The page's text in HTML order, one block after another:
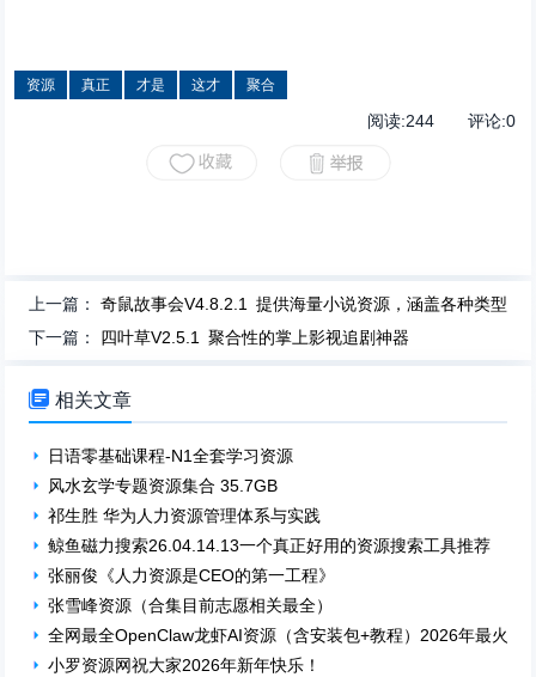
资源 真正 才是 这才 聚合
阅读:244评论:0
上一篇：奇鼠故事会V4.8.2.1 提供海量小说资源，涵盖各种类型
下一篇： 四叶草V2.5.1 聚合性的掌上影视追剧神器
 相关文章
日语零基础课程-N1全套学习资源
风水玄学专题资源集合 35.7GB
祁生胜 华为人力资源管理体系与实践
鲸鱼磁力搜索26.04.14.13一个真正好用的资源搜索工具推荐
张丽俊《人力资源是CEO的第一工程》
张雪峰资源（合集目前志愿相关最全）
全网最全OpenClaw龙虾AI资源（含安装包+教程）2026年最火本
小罗资源网祝大家2026年新年快乐！